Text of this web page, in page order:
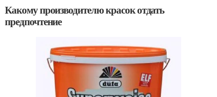
Какому производителю красок отдать
предпочтение